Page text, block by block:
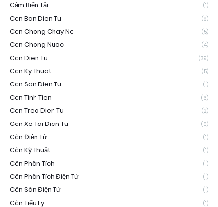
Cảm Biến Tải (1)
Can Ban Dien Tu (9)
Can Chong Chay No (5)
Can Chong Nuoc (4)
Can Dien Tu (39)
Can Ky Thuat (5)
Can San Dien Tu (1)
Can Tinh Tien (6)
Can Treo Dien Tu (2)
Can Xe Tai Dien Tu (6)
Cân Điện Tử (1)
Cân Kỹ Thuật (1)
Cân Phân Tích (1)
Cân Phân Tích Điện Tử (1)
Cân Sàn Điện Tử (1)
Cân Tiểu Ly (1)